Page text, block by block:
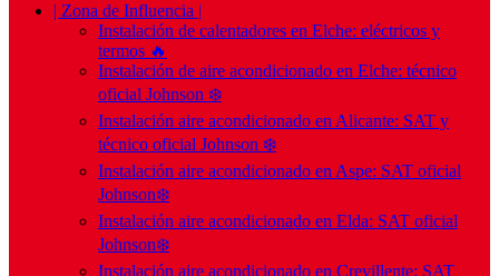
| Zona de Influencia |
Instalación de calentadores en Elche: eléctricos y
termos 🔥
Instalación de aire acondicionado en Elche: técnico
oficial Johnson ❄️
Instalación aire acondicionado en Alicante: SAT y
técnico oficial Johnson ❄️
Instalación aire acondicionado en Aspe: SAT oficial
Johnson❄️
Instalación aire acondicionado en Elda: SAT oficial
Johnson❄️
Instalación aire acondicionado en Crevillente: SAT